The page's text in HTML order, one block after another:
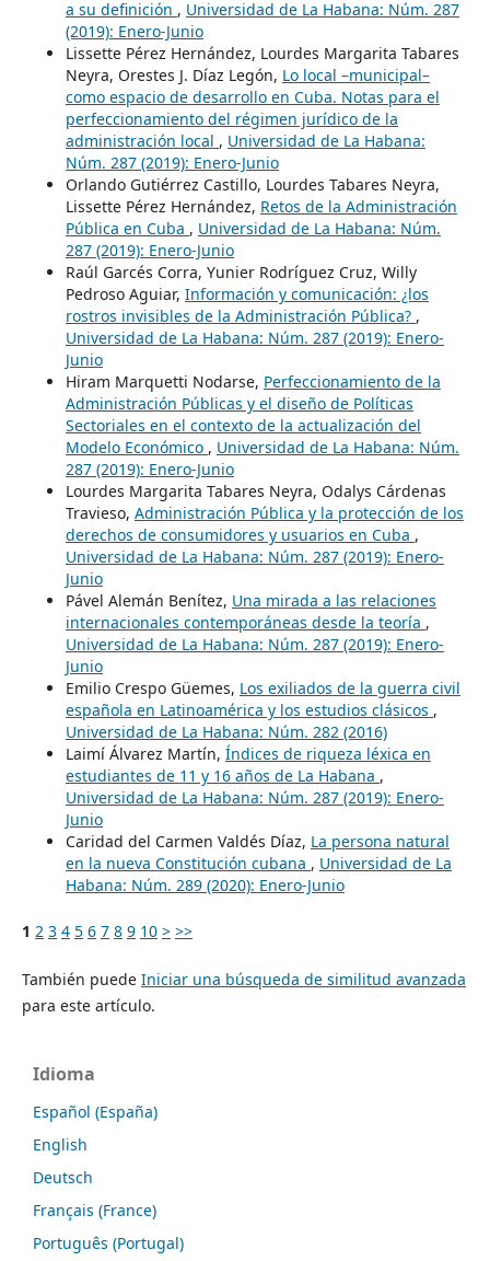
a su definición , Universidad de La Habana: Núm. 287
(2019): Enero-Junio
Lissette Pérez Hernández, Lourdes Margarita Tabares
Neyra, Orestes J. Díaz Legón, Lo local –municipal–
como espacio de desarrollo en Cuba. Notas para el
perfeccionamiento del régimen jurídico de la
administración local , Universidad de La Habana:
Núm. 287 (2019): Enero-Junio
Orlando Gutiérrez Castillo, Lourdes Tabares Neyra,
Lissette Pérez Hernández, Retos de la Administración
Pública en Cuba , Universidad de La Habana: Núm.
287 (2019): Enero-Junio
Raúl Garcés Corra, Yunier Rodríguez Cruz, Willy
Pedroso Aguiar, Información y comunicación: ¿los
rostros invisibles de la Administración Pública? ,
Universidad de La Habana: Núm. 287 (2019): Enero-
Junio
Hiram Marquetti Nodarse, Perfeccionamiento de la
Administración Públicas y el diseño de Políticas
Sectoriales en el contexto de la actualización del
Modelo Económico , Universidad de La Habana: Núm.
287 (2019): Enero-Junio
Lourdes Margarita Tabares Neyra, Odalys Cárdenas
Travieso, Administración Pública y la protección de los
derechos de consumidores y usuarios en Cuba ,
Universidad de La Habana: Núm. 287 (2019): Enero-
Junio
Pável Alemán Benítez, Una mirada a las relaciones
internacionales contemporáneas desde la teoría ,
Universidad de La Habana: Núm. 287 (2019): Enero-
Junio
Emilio Crespo Güemes, Los exiliados de la guerra civil
española en Latinoamérica y los estudios clásicos ,
Universidad de La Habana: Núm. 282 (2016)
Laimí Álvarez Martín, Índices de riqueza léxica en
estudiantes de 11 y 16 años de La Habana ,
Universidad de La Habana: Núm. 287 (2019): Enero-
Junio
Caridad del Carmen Valdés Díaz, La persona natural
en la nueva Constitución cubana , Universidad de La
Habana: Núm. 289 (2020): Enero-Junio
1 2 3 4 5 6 7 8 9 10 > >>
También puede Iniciar una búsqueda de similitud avanzada
para este artículo.
Idioma
Español (España)
English
Deutsch
Français (France)
Português (Portugal)